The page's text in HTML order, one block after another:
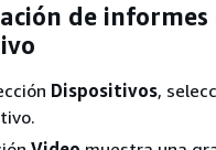
de informes
Dispositivos,